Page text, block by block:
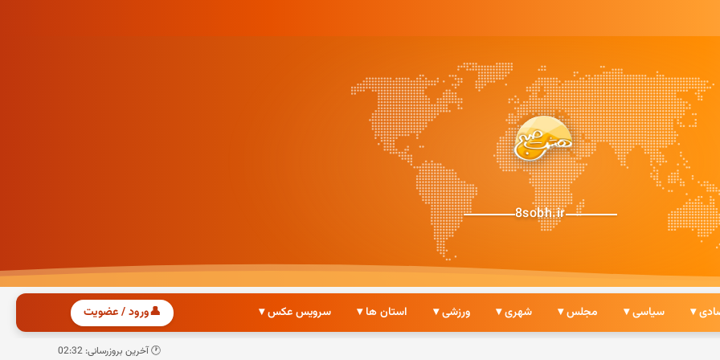
8sobh.ir
▾ سیاسی ▾ مجلس ▾ شهری ▾ ورزشی ▾ استان ها ▾ سرویس عکس ▾ 👤ورود / عضویت
🕐 آخرین بروزرسانی: 02:32